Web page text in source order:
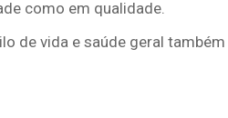
como em qualidade.
de vida e saúde geral